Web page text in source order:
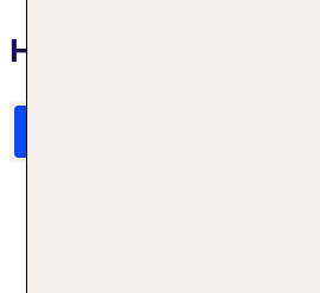
Hotelbewertungen